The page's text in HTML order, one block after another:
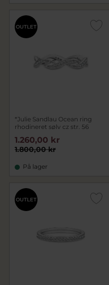
OUTLET
*Julie Sandlau Ocean ring
rhodineret sølv cz str. 56
1.800,00 kr
1.260,00 kr
På lager
OUTLET